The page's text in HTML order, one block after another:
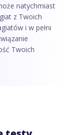
natychmiast
z Twoich
i w pełni
Twoich